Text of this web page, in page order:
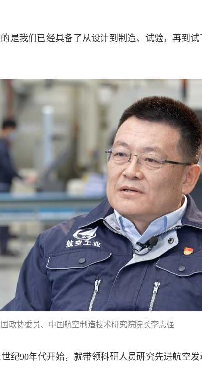
是我们已经具备了从设计到制造、试验，再到
政协委员、中国航空制造技术研究院院长李志强
纪90年代开始，就带领科研人员研究先进航空